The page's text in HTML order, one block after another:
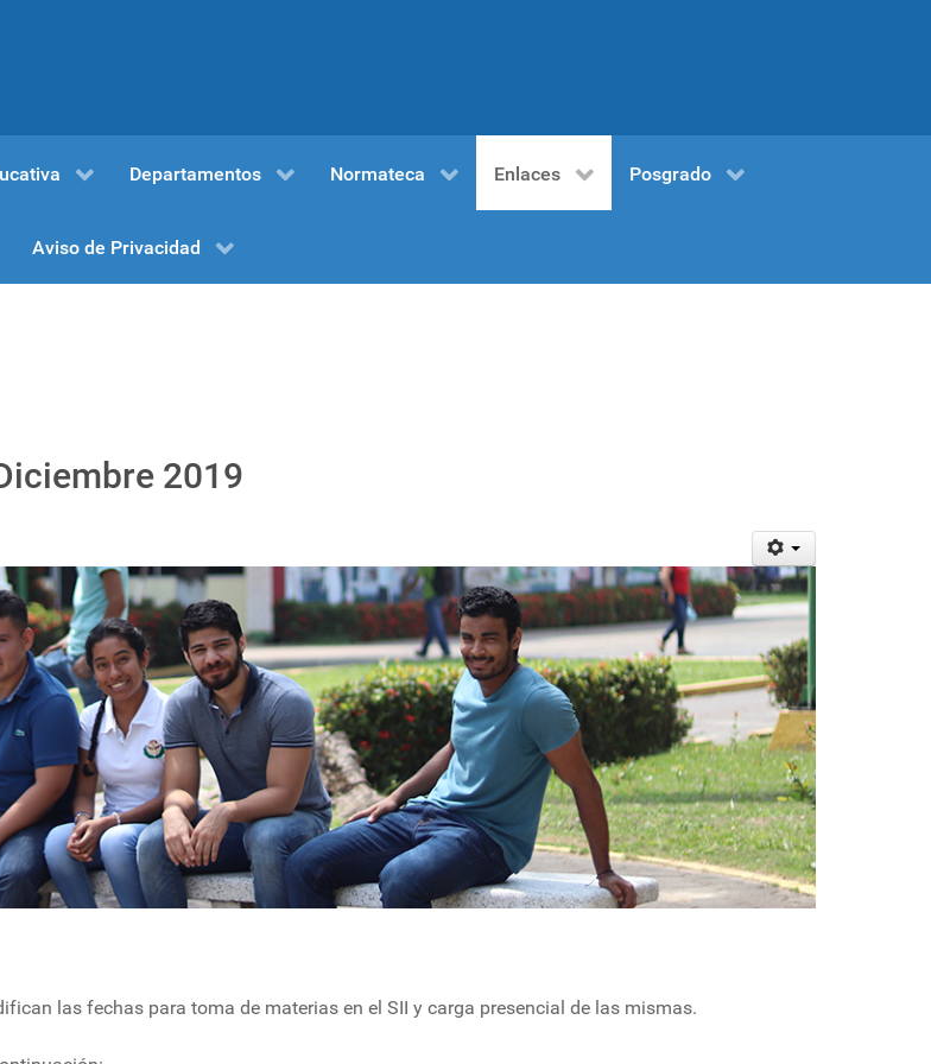
Departamentos Normateca Enlaces Posgrado
Aviso de Privacidad
2019
las fechas para toma de materias en el SII y carga presencial de las mismas.